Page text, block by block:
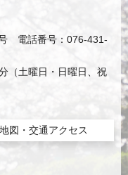
電話番号：076-431-
（土曜日・日曜日、祝
地図・交通アクセス